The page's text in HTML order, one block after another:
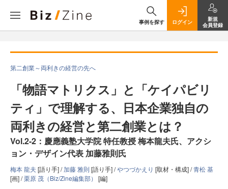
事例を探す ログイン
新規
会員登録
第二創業～両利きの経営の先へ
「物語マトリクス」と「ケイパビリ
ティ」で理解する、日本企業独自の
両利きの経営と第二創業とは？
Vol.2-2：慶應義塾大学院 特任教授 梅本龍夫氏、アクシ
ョン・デザイン代表 加藤雅則氏
梅本 龍夫 [語り手] /加藤 雅則 [語り手] /やつづかえり [取材・構成] /青松 基
[画] /栗原 茂（Biz/Zine編集部） [編]